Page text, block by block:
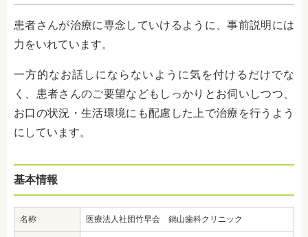
患者さんが治療に専念していけるように、事前説明には
力をいれています。
一方的なお話しにならないように気を付けるだけでな
く、患者さんのご要望などもしっかりとお伺いしつつ、
お口の状況・生活環境にも配慮した上で治療を行うよう
にしています。
基本情報
名称 医療法人社団竹早会 鍋山歯科クリニック